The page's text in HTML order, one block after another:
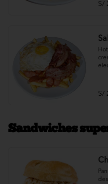
S/
S/
Sandwiches